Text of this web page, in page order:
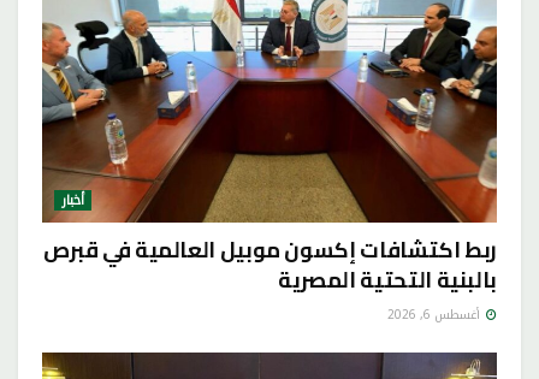
أخبار
ربط اكتشافات إكسون موبيل العالمية في قبرص
بالبنية التحتية المصرية
أغسطس 6, 2026